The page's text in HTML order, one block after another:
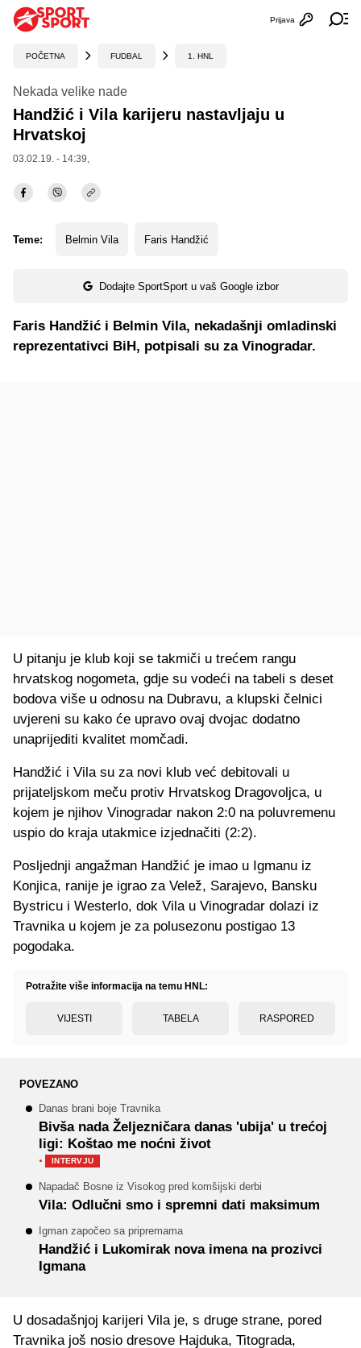
Otvori
Prijava
POČETNA FUDBAL 1. HNL
Nekada velike nade
Handžić i Vila karijeru nastavljaju u
Hrvatskoj
03.02.19. - 14:39,
Teme: Belmin Vila Faris Handžić
Dodajte SportSport u vaš Google izbor
Faris Handžić i Belmin Vila, nekadašnji omladinski
reprezentativci BiH, potpisali su za Vinogradar.
U pitanju je klub koji se takmiči u trećem rangu
hrvatskog nogometa, gdje su vodeći na tabeli s deset
bodova više u odnosu na Dubravu, a klupski čelnici
uvjereni su kako će upravo ovaj dvojac dodatno
unaprijediti kvalitet momčadi.
Handžić i Vila su za novi klub već debitovali u
prijateljskom meču protiv Hrvatskog Dragovoljca, u
kojem je njihov Vinogradar nakon 2:0 na poluvremenu
uspio do kraja utakmice izjednačiti (2:2).
Posljednji angažman Handžić je imao u Igmanu iz
Konjica, ranije je igrao za Velež, Sarajevo, Bansku
Bystricu i Westerlo, dok Vila u Vinogradar dolazi iz
Travnika u kojem je za polusezonu postigao 13
pogodaka.
Potražite više informacija na temu HNL:
VIJESTI TABELA RASPORED
POVEZANO
Danas brani boje Travnika
Bivša nada Željezničara danas 'ubija' u trećoj
ligi: Koštao me noćni život
· INTERVJU
Napadač Bosne iz Visokog pred komšijski derbi
Vila: Odlučni smo i spremni dati maksimum
Igman započeo sa pripremama
Handžić i Lukomirak nova imena na prozivci
Igmana
U dosadašnjoj karijeri Vila je, s druge strane, pored
Travnika još nosio dresove Hajduka, Titograda,